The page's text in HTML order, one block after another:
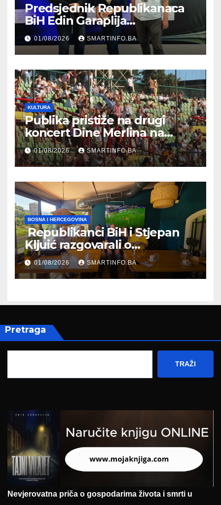
Predsjednik Republikanaca
BiH Edin Garaplija
prisustvovao prezentaciji
Federalnog sajma
zapošljavanja
01/08/2026 SMARTINFO.BA
KULTURA
Publika pristiže na drugi
koncert Dine Merlina na
Koševu
01/08/2026 SMARTINFO.BA
BOSNA I HERCEGOVINA
Republikanci BiH i Stjepan
Kljuić razgovarali o
evropskom putu Bosne i
Hercegovine
01/08/2026 SMARTINFO.BA
Pretraga
TRAŽI
Nevjerovatna priča o gospodarima života i smrti u